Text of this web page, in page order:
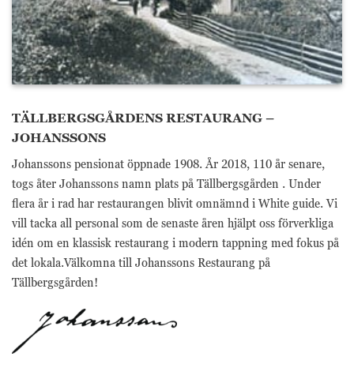
TÄLLBERGSGÅRDENS RESTAURANG –
JOHANSSONS
Johanssons pensionat öppnade 1908. År 2018, 110 år senare,
togs åter Johanssons namn plats på Tällbergsgården . Under
flera år i rad har restaurangen blivit omnämnd i White guide. Vi
vill tacka all personal som de senaste åren hjälpt oss förverkliga
idén om en klassisk restaurang i modern tappning med fokus på
det lokala.Välkomna till Johanssons Restaurang på
Tällbergsgården!